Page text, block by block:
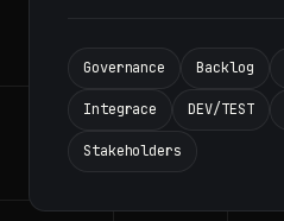
Governance Backlog
Integrace DEV/TEST
Stakeholders